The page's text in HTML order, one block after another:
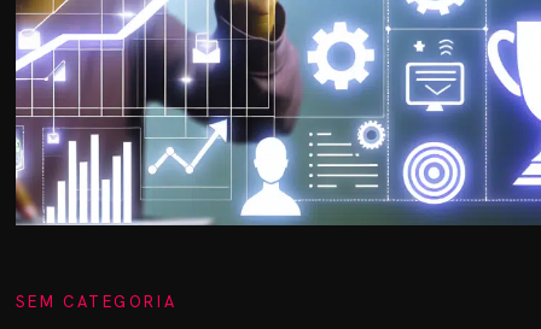
SEM CATEGORIA